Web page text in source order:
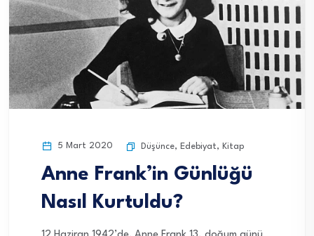
5 Mart 2020 Düşünce, Edebiyat, Kitap
Anne Frank’in Günlüğü
Nasıl Kurtuldu?